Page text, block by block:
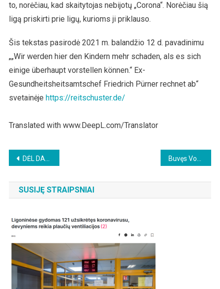
to, norėčiau, kad skaitytojas nebijotų „Corona“. Norėčiau šią
ligą priskirti prie ligų, kurioms ji priklauso.
Šis tekstas pasirodė 2021 m. balandžio 12 d. pavadinimu
„„Wir werden hier den Kindern mehr schaden, als es sich
einige überhaupt vorstellen können.“ Ex-
Gesundheitsheitsamtschef Friedrich Pürner rechnet ab“
svetainėje https://reitschuster.de/
Translated with www.DeepL.com/Translator
Beitragsnavigation
DĖL DARBUOTOJAMS PRIVALOMO JŲ SVEIKATOS PATIKRINIMO DĖL COVID-19 LIGOS Buvęs Vokietijos Teisėjų Sąjungos vadovas Gnisa „priblokštas“: federalinė vyriausybė planuoja „nuolatinį uždarymą, kurio nebeįmanoma suvaldyti“
SUSIJĘ STRAIPSNIAI